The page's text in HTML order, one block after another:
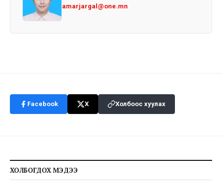
amarjargal@one.mn
Facebook X Холбоос хуулах
ХОЛБОГДОХ МЭДЭЭ